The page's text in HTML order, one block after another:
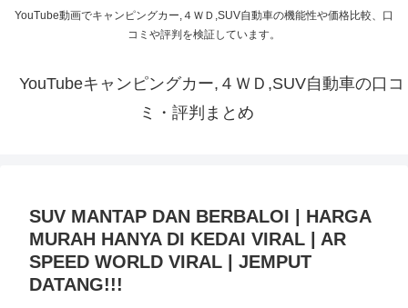
YouTube動画でキャンピングカー,４ＷＤ,SUV自動車の機能性や価格比較、口
コミや評判を検証しています。
YouTubeキャンピングカー,４ＷＤ,SUV自動車の口コ
ミ・評判まとめ
SUV MANTAP DAN BERBALOI | HARGA
MURAH HANYA DI KEDAI VIRAL | AR
SPEED WORLD VIRAL | JEMPUT
DATANG!!!